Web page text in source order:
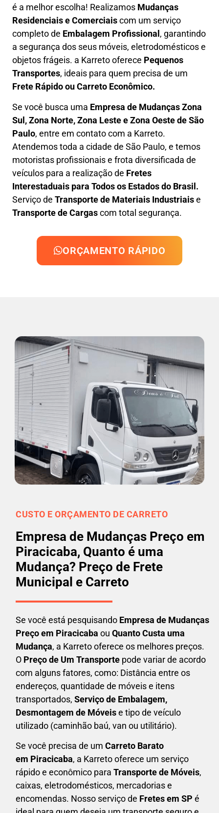
é a melhor escolha! Realizamos Mudanças
Residenciais e Comerciaiscom um serviço
completo de Embalagem Profissional , garantindo
a segurança dos seus móveis, eletrodomésticos e
objetos frágeis. a Karretooferece Pequenos
Transportes, ideais para quem precisa de um
Frete Rápido ou Carreto Econômico.
Se você busca uma Empresa de Mudanças Zona
Sul, Zona Norte, Zona Leste e Zona Oeste de São
Paulo, entre em contato com a Karreto.
Atendemos toda a cidade de São Paulo, e temos
motoristas profissionais e frota diversificada de
veículos para a realização de Fretes
Interestaduais para Todos os Estados do Brasil.
Serviço de Transporte de Materiais Industriaise
Transporte de Cargascom total segurança.
ORÇAMENTO RÁPIDO
CUSTO E ORÇAMENTO DE CARRETO
Empresa de Mudanças Preço em
Piracicaba, Quanto é uma
Mudança? Preço de Frete
Municipal e Carreto
Se você está pesquisando Empresa de Mudanças
Preço em Piracicaba ou Quanto Custa uma
Mudança, a Karreto oferece os melhores preços.
O Preço de Um Transporte pode variar de acordo
com alguns fatores, como: Distância entre os
endereços, quantidade de móveis e itens
transportados, Serviço de Embalagem,
Desmontagem de Móveise tipo de veículo
utilizado (caminhão baú, van ou utilitário).
Se você precisa de um Carreto Barato
em Piracicaba, a Karreto oferece um serviço
rápido e econômico para Transporte de Móveis,
caixas, eletrodomésticos, mercadorias e
encomendas. Nosso serviço de Fretes em SP é